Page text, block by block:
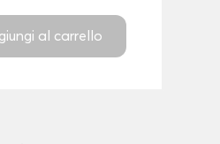
al carrello